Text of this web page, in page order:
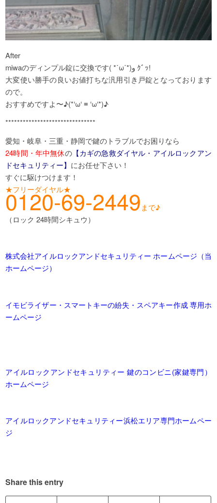
After
miwaのディンプル錠に交換です( *˙ω˙*)و ｸﾞｯ!
大変使い勝手の良いお値打ちな汎用引き戸錠となっております
ので。
おすすめですよ〜♪(*‘ω‘ ≡ ‘ω‘*)♪
*******************************
愛知・岐阜・三重・静岡で鍵のトラブルでお困りなら
24時間・年中無休の【カギの急救ダイヤル・アイルロックアン
ドセキュリティー】 にお任せ下さい！
すぐに駆けつけます！
★フリーダイヤル★
0120-69-2449 まで♪
（ロック 24時間シキュウ）
株式会社アイルロックアンドセキュリティー ホームページ（当
ホームページ）
イモビライザー・スマートキーの紛失・スペアキー作成 専用ホ
ームページ
アイルロックアンドセキュリティー 鍵のコンビニ(家鍵専門）
ホームページ
アイルロックアンドセキュリティー浜松エリア専門ホームペー
ジ
Share this entry